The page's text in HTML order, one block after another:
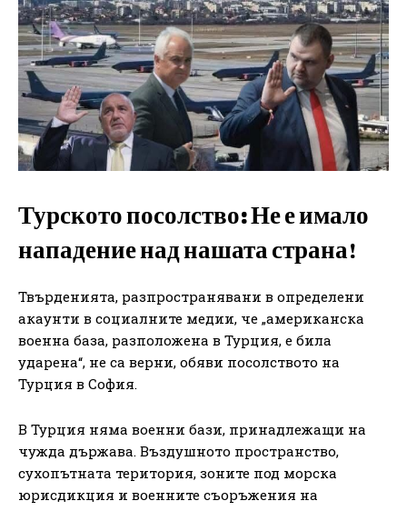
Турското посолство: Не е имало
нападение над нашата страна!
Твърденията, разпространявани в определени
акаунти в социалните медии, че „американска
военна база, разположена в Турция, е била
ударена“, не са верни, обяви посолството на
Турция в София.
В Турция няма военни бази, принадлежащи на
чужда държава. Въздушното пространство,
сухопътната територия, зоните под морска
юрисдикция и военните съоръжения на